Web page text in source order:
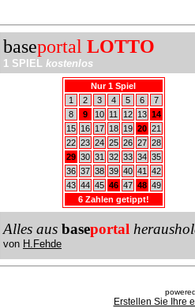
baseportal LOTTO
1 SPIEL kostenlos
Nur 1 Spiel
1
2 3 4 5 6
7
8
9 10 11 12 13 14
15
16 17 18 19 20 21
22 23 24 25 26 27 28
29 30 31 32 33 34 35
36 37 38 39 40 41
42
43 44 45 46 47 48 49
6 Zahlen getippt!
Alles aus baseportal
von H.Fehde
Erstellen Sie Ihre